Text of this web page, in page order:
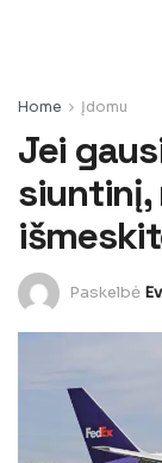
Home Įdomu
Jei
siuntinį,
Paskelbė